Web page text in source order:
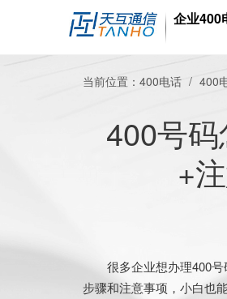
企业400
当前位置： 400电话 400
400号
+
很多企业想办理400号
步骤和注意事项，小白也